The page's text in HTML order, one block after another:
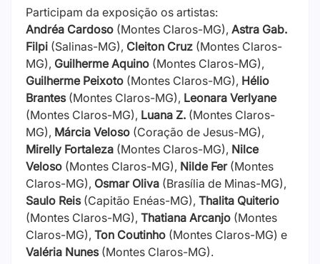
Participam da exposição os artistas:
Andréa Cardoso (Montes Claros-MG), Astra Gab.
Filpi (Salinas-MG), Cleiton Cruz (Montes Claros-
MG), Guilherme Aquino (Montes Claros-MG),
Guilherme Peixoto (Montes Claros-MG), Hélio
Brantes(Montes Claros-MG), Leonara Verlyane
(Montes Claros-MG), Luana Z. (Montes Claros-
MG), Márcia Veloso (Coração de Jesus-MG),
Mirelly Fortaleza (Montes Claros-MG), Nilce
Veloso (Montes Claros-MG), Nilde Fer(Montes
Claros-MG), Osmar Oliva (Brasília de Minas-MG),
Saulo Reis(Capitão Enéas-MG), Thalita Quiterio
(Montes Claros-MG), Thatiana Arcanjo (Montes
Claros-MG), Ton Coutinho (Montes Claros-MG) e
Valéria Nunes(Montes Claros-MG).